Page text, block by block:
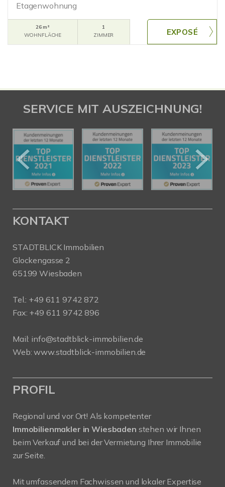
Etagenwohnung
26 m²
WOHNFLÄCHE
1
ZIMMER
SERVICE MIT AUSZEICHNUNG!
KONTAKT
STADTBLICK Immobilien
Glockengasse 2
65199 Wiesbaden
Tel.: +49 611 9742 872
Fax: +49 611 9742 896
Mail: info@stadtblick-immobilien.de
Web:www.stadtblick-immobilien.de
PROFIL
Regional und vor Ort! Als kompetenter
Immobilienmakler in Wiesbaden stehen wir Ihnen
beim Verkauf und bei der Vermietung Ihrer Immobilie
zur Seite.
Mit umfassendem Fachwissen und lokaler Expertise